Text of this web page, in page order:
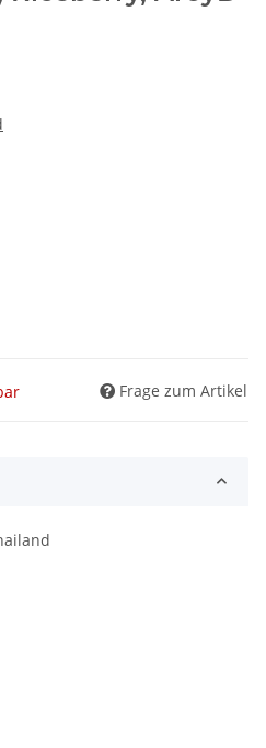
Frage zum Artikel